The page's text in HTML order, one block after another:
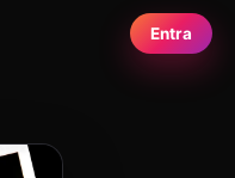
Entra